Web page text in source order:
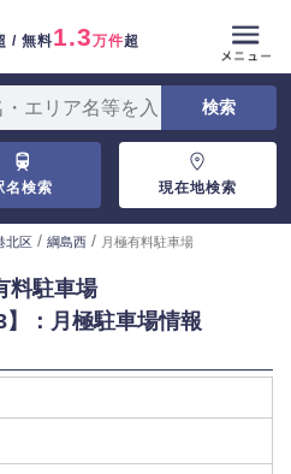
/ 無料1.3万件超
名検索 現在地検索
北区 / 綱島西 / 月極有料駐車場
料駐車場
】：月極駐車場情報